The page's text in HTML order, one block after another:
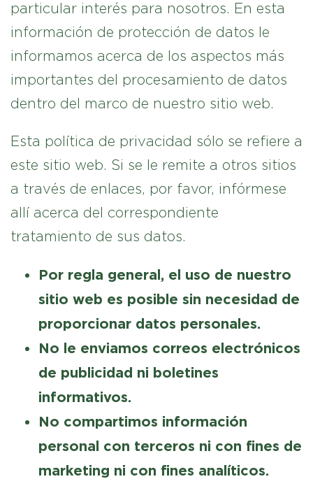
particular interés para nosotros. En esta
información de protección de datos le
informamos acerca de los aspectos más
importantes del procesamiento de datos
dentro del marco de nuestro sitio web.
Esta política de privacidad sólo se refiere a
este sitio web. Si se le remite a otros sitios
a través de enlaces, por favor, infórmese
allí acerca del correspondiente
tratamiento de sus datos.
Por regla general, el uso de nuestro
sitio web es posible sin necesidad de
proporcionar datos personales.
No le enviamos correos electrónicos
de publicidad ni boletines
informativos.
No compartimos información
personal con terceros ni con fines de
marketing ni con fines analíticos.